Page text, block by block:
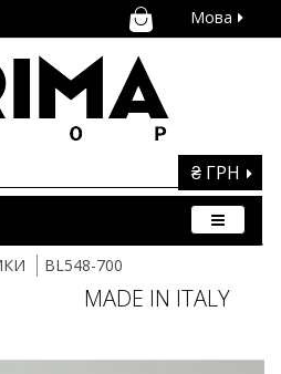
Мова
₴ ГРН
BL548-700
MADE IN ITALY